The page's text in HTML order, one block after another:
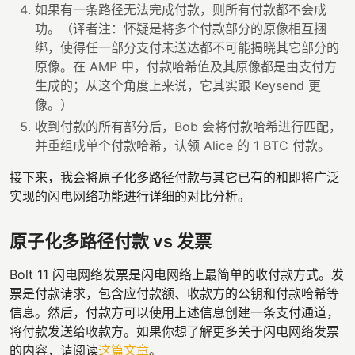
如果有一条路径无法完成付款，则所有付款都不会成
功。（译者注：怀疑是将多个付款部分的原像相互捆
绑，使得任一部分支付未送达都不可能揭晓其它部分的
原像。在 AMP 中，付款哈希值及其原像都是由支付方
生成的；从这个角度上来说，它其实跟 Keysend 更
像。）
收到付款的所有部分后，Bob 会将付款哈希进行匹配，
并重组成单个付款哈希，认领 Alice 的 1 BTC 付款。
接下来，我会将原子化多路径付款与其它已有的和即将广泛
实现的闪电网络功能进行详细的对比分析。
原子化多路径付款 vs 发票
Bolt 11 闪电网络发票是闪电网络上最简单的收付款方式。发
票是付款请求，包含应付款额、收款方的公钥和付款哈希等
信息。然后，付款方可以使用上述信息创建一条支付通道，
将付款发送给收款方。如果你想了解更多关于闪电网络发票
的内容，请阅读这篇文章。